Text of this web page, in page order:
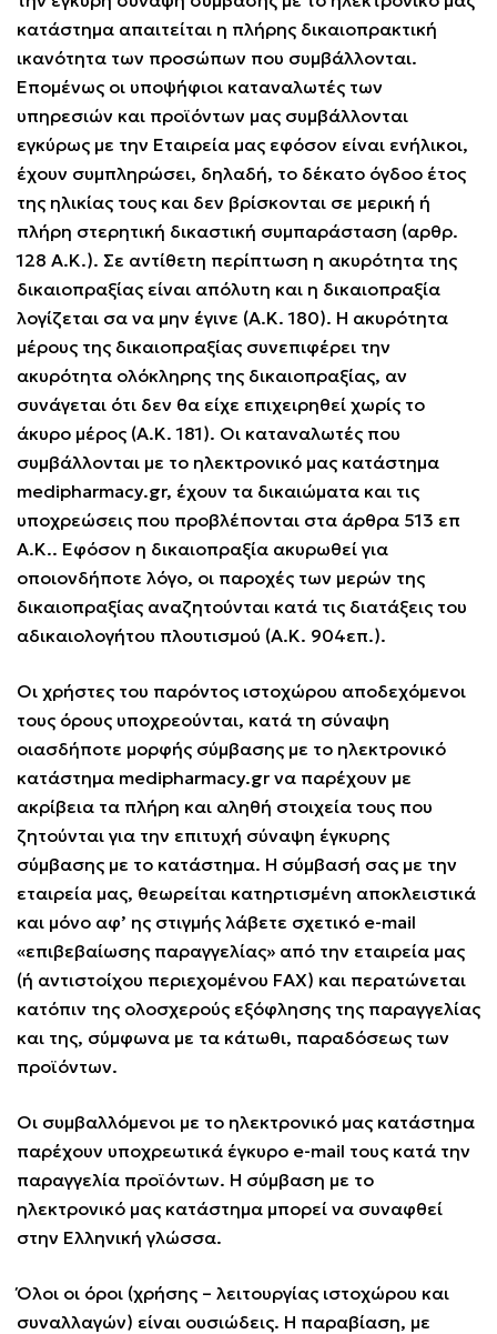
κατάστημα απαιτείται η πλήρης δικαιοπρακτική
ικανότητα των προσώπων που συμβάλλονται.
Επομένως οι υποψήφιοι καταναλωτές των
υπηρεσιών και προϊόντων μας συμβάλλονται
εγκύρως με την Εταιρεία μας εφόσον είναι ενήλικοι,
έχουν συμπληρώσει, δηλαδή, το δέκατο όγδοο έτος
της ηλικίας τους και δεν βρίσκονται σε μερική ή
πλήρη στερητική δικαστική συμπαράσταση (αρθρ.
128 Α.Κ.). Σε αντίθετη περίπτωση η ακυρότητα της
δικαιοπραξίας είναι απόλυτη και η δικαιοπραξία
λογίζεται σα να μην έγινε (Α.Κ. 180). Η ακυρότητα
μέρους της δικαιοπραξίας συνεπιφέρει την
ακυρότητα ολόκληρης της δικαιοπραξίας, αν
συνάγεται ότι δεν θα είχε επιχειρηθεί χωρίς το
άκυρο μέρος (Α.Κ. 181). Οι καταναλωτές που
συμβάλλονται με το ηλεκτρονικό μας κατάστημα
medipharmacy.gr, έχουν τα δικαιώματα και τις
υποχρεώσεις που προβλέπονται στα άρθρα 513 επ
Α.Κ.. Εφόσον η δικαιοπραξία ακυρωθεί για
οποιονδήποτε λόγο, οι παροχές των μερών της
δικαιοπραξίας αναζητούνται κατά τις διατάξεις του
αδικαιολογήτου πλουτισμού (Α.Κ. 904επ.).
Οι χρήστες του παρόντος ιστοχώρου αποδεχόμενοι
τους όρους υποχρεούνται, κατά τη σύναψη
οιασδήποτε μορφής σύμβασης με το ηλεκτρονικό
κατάστημα medipharmacy.gr να παρέχουν με
ακρίβεια τα πλήρη και αληθή στοιχεία τους που
ζητούνται για την επιτυχή σύναψη έγκυρης
σύμβασης με το κατάστημα. Η σύμβασή σας με την
εταιρεία μας, θεωρείται κατηρτισμένη αποκλειστικά
και μόνο αφ’ ης στιγμής λάβετε σχετικό e-mail
«επιβεβαίωσης παραγγελίας» από την εταιρεία μας
(ή αντιστοίχου περιεχομένου FAX) και περατώνεται
κατόπιν της ολοσχερούς εξόφλησης της παραγγελίας
και της, σύμφωνα με τα κάτωθι, παραδόσεως των
προϊόντων.
Οι συμβαλλόμενοι με το ηλεκτρονικό μας κατάστημα
παρέχουν υποχρεωτικά έγκυρο e-mail τους κατά την
παραγγελία προϊόντων. Η σύμβαση με το
ηλεκτρονικό μας κατάστημα μπορεί να συναφθεί
στην Ελληνική γλώσσα.
Όλοι οι όροι (χρήσης – λειτουργίας ιστοχώρου και
συναλλαγών) είναι ουσιώδεις. Η παραβίαση, με